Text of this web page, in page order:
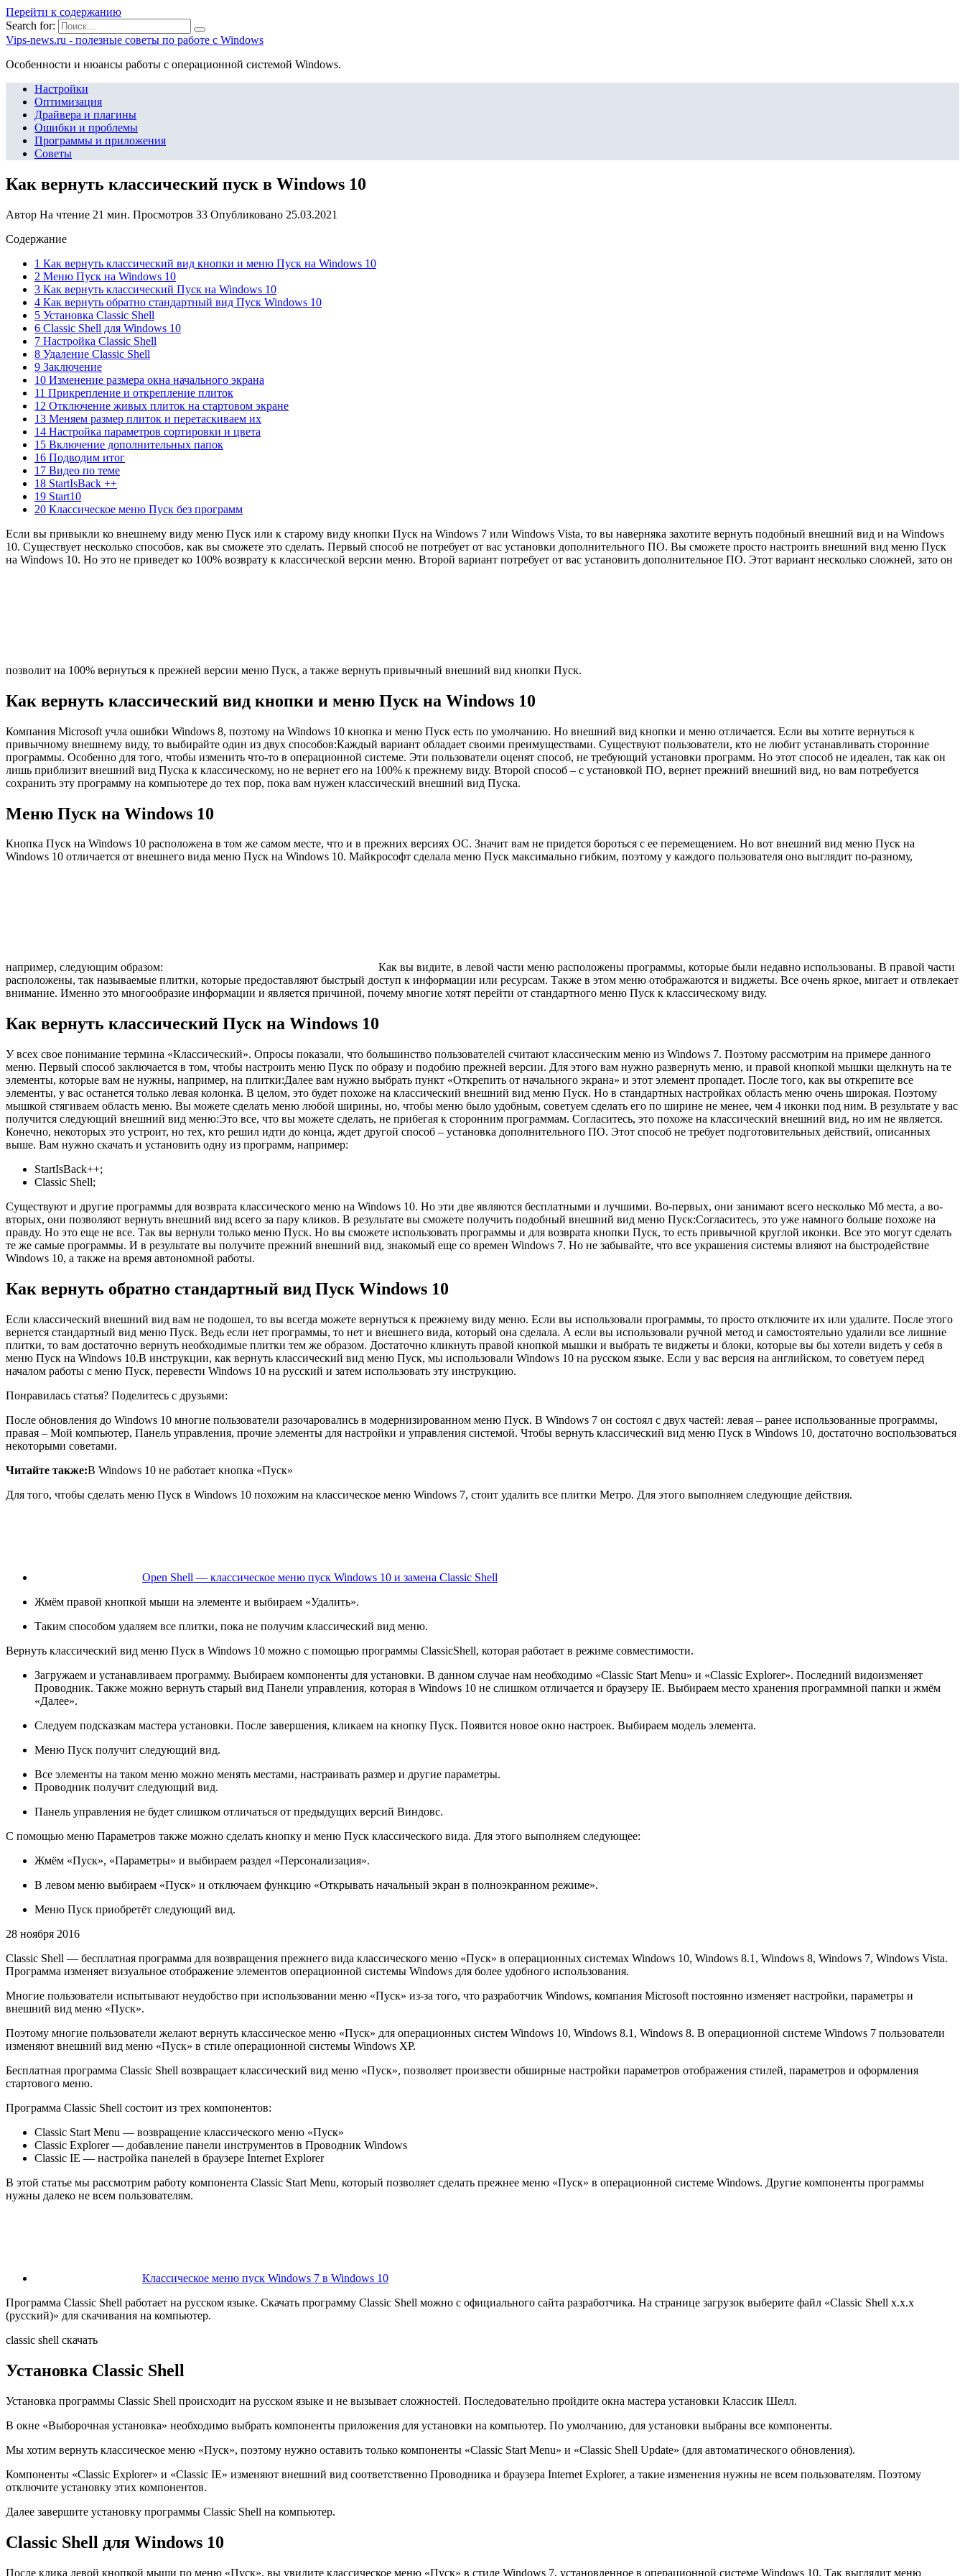
Перейти к содержанию
Search for:
Vips-news.ru - полезные советы по работе с Windows
Особенности и нюансы работы с операционной системой Windows.
Настройки
Оптимизация
Драйвера и плагины
Ошибки и проблемы
Программы и приложения
Советы
Как вернуть классический пуск в Windows 10
Автор На чтение 21 мин. Просмотров 33 Опубликовано 25.03.2021
Содержание
1 Как вернуть классический вид кнопки и меню Пуск на Windows 10
2 Меню Пуск на Windows 10
3 Как вернуть классический Пуск на Windows 10
4 Как вернуть обратно стандартный вид Пуск Windows 10
5 Установка Classic Shell
6 Classic Shell для Windows 10
7 Настройка Classic Shell
8 Удаление Classic Shell
9 Заключение
10 Изменение размера окна начального экрана
11 Прикрепление и открепление плиток
12 Отключение живых плиток на стартовом экране
13 Меняем размер плиток и перетаскиваем их
14 Настройка параметров сортировки и цвета
15 Включение дополнительных папок
16 Подводим итог
17 Видео по теме
18 StartIsBack ++
19 Start10
20 Классическое меню Пуск без программ
Если вы привыкли ко внешнему виду меню Пуск или к старому виду кнопки Пуск на Windows 7 или Windows Vista, то вы наверняка захотите вернуть подобный внешний вид и на Windows
10. Существует несколько способов, как вы сможете это сделать. Первый способ не потребует от вас установки дополнительного ПО. Вы сможете просто настроить внешний вид меню Пуск
на Windows 10. Но это не приведет ко 100% возврату к классической версии меню. Второй вариант потребует от вас установить дополнительное ПО. Этот вариант несколько сложней, зато он
позволит на 100% вернуться к прежней версии меню Пуск, а также вернуть привычный внешний вид кнопки Пуск.
Как вернуть классический вид кнопки и меню Пуск на Windows 10
Компания Microsoft учла ошибки Windows 8, поэтому на Windows 10 кнопка и меню Пуск есть по умолчанию. Но внешний вид кнопки и меню отличается. Если вы хотите вернуться к
привычному внешнему виду, то выбирайте один из двух способов:Каждый вариант обладает своими преимуществами. Существуют пользователи, кто не любит устанавливать сторонние
программы. Особенно для того, чтобы изменить что-то в операционной системе. Эти пользователи оценят способ, не требующий установки программ. Но этот способ не идеален, так как он
лишь приблизит внешний вид Пуска к классическому, но не вернет его на 100% к прежнему виду. Второй способ – с установкой ПО, вернет прежний внешний вид, но вам потребуется
сохранить эту программу на компьютере до тех пор, пока вам нужен классический внешний вид Пуска.
Меню Пуск на Windows 10
Кнопка Пуск на Windows 10 расположена в том же самом месте, что и в прежних версиях ОС. Значит вам не придется бороться с ее перемещением. Но вот внешний вид меню Пуск на
Windows 10 отличается от внешнего вида меню Пуск на Windows 10. Майкрософт сделала меню Пуск максимально гибким, поэтому у каждого пользователя оно выглядит по-разному,
например, следующим образом:
Как вы видите, в левой части меню расположены программы, которые были недавно использованы. В правой части
расположены, так называемые плитки, которые предоставляют быстрый доступ к информации или ресурсам. Также в этом меню отображаются и виджеты. Все очень яркое, мигает и отвлекает
внимание. Именно это многообразие информации и является причиной, почему многие хотят перейти от стандартного меню Пуск к классическому виду.
Как вернуть классический Пуск на Windows 10
У всех свое понимание термина «Классический». Опросы показали, что большинство пользователей считают классическим меню из Windows 7. Поэтому рассмотрим на примере данного
меню. Первый способ заключается в том, чтобы настроить меню Пуск по образу и подобию прежней версии. Для этого вам нужно развернуть меню, и правой кнопкой мышки щелкнуть на те
элементы, которые вам не нужны, например, на плитки:Далее вам нужно выбрать пункт «Открепить от начального экрана» и этот элемент пропадет. После того, как вы открепите все
элементы, у вас останется только левая колонка. В целом, это будет похоже на классический внешний вид меню Пуск. Но в стандартных настройках область меню очень широкая. Поэтому
мышкой стягиваем область меню. Вы можете сделать меню любой ширины, но, чтобы меню было удобным, советуем сделать его по ширине не менее, чем 4 иконки под ним. В результате у вас
получится следующий внешний вид меню:Это все, что вы можете сделать, не прибегая к сторонним программам. Согласитесь, это похоже на классический внешний вид, но им не является.
Конечно, некоторых это устроит, но тех, кто решил идти до конца, ждет другой способ – установка дополнительного ПО. Этот способ не требует подготовительных действий, описанных
выше. Вам нужно скачать и установить одну из программ, например:
StartIsBack++;
Classic Shell;
Существуют и другие программы для возврата классического меню на Windows 10. Но эти две являются бесплатными и лучшими. Во-первых, они занимают всего несколько Мб места, а во-
вторых, они позволяют вернуть внешний вид всего за пару кликов. В результате вы сможете получить подобный внешний вид меню Пуск:Согласитесь, это уже намного больше похоже на
правду. Но это еще не все. Так вы вернули только меню Пуск. Но вы сможете использовать программы и для возврата кнопки Пуск, то есть привычной круглой иконки. Все это могут сделать
те же самые программы. И в результате вы получите прежний внешний вид, знакомый еще со времен Windows 7. Но не забывайте, что все украшения системы влияют на быстродействие
Windows 10, а также на время автономной работы.
Как вернуть обратно стандартный вид Пуск Windows 10
Если классический внешний вид вам не подошел, то вы всегда можете вернуться к прежнему виду меню. Если вы использовали программы, то просто отключите их или удалите. После этого
вернется стандартный вид меню Пуск. Ведь если нет программы, то нет и внешнего вида, который она сделала. А если вы использовали ручной метод и самостоятельно удалили все лишние
плитки, то вам достаточно вернуть необходимые плитки тем же образом. Достаточно кликнуть правой кнопкой мышки и выбрать те виджеты и блоки, которые вы бы хотели видеть у себя в
меню Пуск на Windows 10.В инструкции, как вернуть классический вид меню Пуск, мы использовали Windows 10 на русском языке. Если у вас версия на английском, то советуем перед
началом работы с меню Пуск, перевести Windows 10 на русский и затем использовать эту инструкцию.
Понравилась статья? Поделитесь с друзьями:
После обновления до Windows 10 многие пользователи разочаровались в модернизированном меню Пуск. В Windows 7 он состоял с двух частей: левая – ранее использованные программы,
правая – Мой компьютер, Панель управления, прочие элементы для настройки и управления системой. Чтобы вернуть классический вид меню Пуск в Windows 10, достаточно воспользоваться
некоторыми советами.
Читайте также:В Windows 10 не работает кнопка «Пуск»
Для того, чтобы сделать меню Пуск в Windows 10 похожим на классическое меню Windows 7, стоит удалить все плитки Метро. Для этого выполняем следующие действия.
Open Shell — классическое меню пуск Windows 10 и замена Classic Shell
Жмём правой кнопкой мыши на элементе и выбираем «Удалить».
Таким способом удаляем все плитки, пока не получим классический вид меню.
Вернуть классический вид меню Пуск в Windows 10 можно с помощью программы ClassicShell, которая работает в режиме совместимости.
Загружаем и устанавливаем программу. Выбираем компоненты для установки. В данном случае нам необходимо «Classic Start Menu» и «Classic Explorer». Последний видоизменяет
Проводник. Также можно вернуть старый вид Панели управления, которая в Windows 10 не слишком отличается и браузеру IE. Выбираем место хранения программной папки и жмём
«Далее».
Следуем подсказкам мастера установки. После завершения, кликаем на кнопку Пуск. Появится новое окно настроек. Выбираем модель элемента.
Меню Пуск получит следующий вид.
Все элементы на таком меню можно менять местами, настраивать размер и другие параметры.
Проводник получит следующий вид.
Панель управления не будет слишком отличаться от предыдущих версий Виндовс.
С помощью меню Параметров также можно сделать кнопку и меню Пуск классического вида. Для этого выполняем следующее:
Жмём «Пуск», «Параметры» и выбираем раздел «Персонализация».
В левом меню выбираем «Пуск» и отключаем функцию «Открывать начальный экран в полноэкранном режиме».
Меню Пуск приобретёт следующий вид.
28 ноября 2016
Classic Shell — бесплатная программа для возвращения прежнего вида классического меню «Пуск» в операционных системах Windows 10, Windows 8.1, Windows 8, Windows 7, Windows Vista.
Программа изменяет визуальное отображение элементов операционной системы Windows для более удобного использования.
Многие пользователи испытывают неудобство при использовании меню «Пуск» из-за того, что разработчик Windows, компания Microsoft постоянно изменяет настройки, параметры и
внешний вид меню «Пуск».
Поэтому многие пользователи желают вернуть классическое меню «Пуск» для операционных систем Windows 10, Windows 8.1, Windows 8. В операционной системе Windows 7 пользователи
изменяют внешний вид меню «Пуск» в стиле операционной системы Windows XP.
Бесплатная программа Classic Shell возвращает классический вид меню «Пуск», позволяет произвести обширные настройки параметров отображения стилей, параметров и оформления
стартового меню.
Программа Classic Shell состоит из трех компонентов:
Classic Start Menu — возвращение классического меню «Пуск»
Classic Explorer — добавление панели инструментов в Проводник Windows
Classic IE — настройка панелей в браузере Internet Explorer
В этой статье мы рассмотрим работу компонента Classic Start Menu, который позволяет сделать прежнее меню «Пуск» в операционной системе Windows. Другие компоненты программы
нужны далеко не всем пользователям.
Классическое меню пуск Windows 7 в Windows 10
Программа Classic Shell работает на русском языке. Скачать программу Classic Shell можно с официального сайта разработчика. На странице загрузок выберите файл «Classic Shell x.x.x
(русский)» для скачивания на компьютер.
classic shell скачать
Установка Classic Shell
Установка программы Classic Shell происходит на русском языке и не вызывает сложностей. Последовательно пройдите окна мастера установки Классик Шелл.
В окне «Выборочная установка» необходимо выбрать компоненты приложения для установки на компьютер. По умолчанию, для установки выбраны все компоненты.
Мы хотим вернуть классическое меню «Пуск», поэтому нужно оставить только компоненты «Classic Start Menu» и «Classic Shell Update» (для автоматического обновления).
Компоненты «Classic Explorer» и «Classic IE» изменяют внешний вид соответственно Проводника и браузера Internet Explorer, а такие изменения нужны не всем пользователям. Поэтому
отключите установку этих компонентов.
Далее завершите установку программы Classic Shell на компьютер.
Classic Shell для Windows 10
После клика левой кнопкой мыши по меню «Пуск», вы увидите классическое меню «Пуск» в стиле Windows 7, установленное в операционной системе Windows 10. Так выглядит меню